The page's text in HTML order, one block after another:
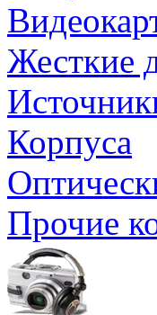
Жесткие
Корпуса
Прочие